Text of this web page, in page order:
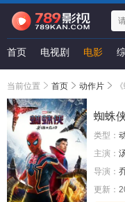
首页 电视剧 电影
当前位置 首页 动作片
蜘蛛
类型：
主演：
导演：
更新：